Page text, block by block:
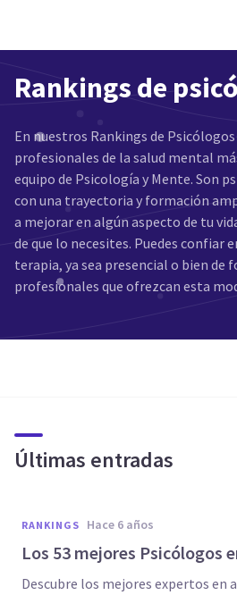
Rankings de
En nuestros Rankings de
profesionales de la salud mental
equipo de Psicología y Mente. Son
con una trayectoria y formación
a mejorar en algún aspecto de tu
de que lo necesites. Puedes confiar
terapia, ya sea presencial o bien de
profesionales que ofrezcan esta
Últimas entradas
RANKINGS hace 6 años
Los 53 mejores Psicólogos
Descubre los mejores expertos en